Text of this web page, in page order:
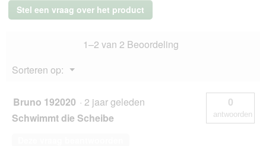
cm
Stel een vraag over het product
1–2 van 2 Beoordeling
Sorteren op:
▼
Menu
Bruno 192020 · 2 jaar geleden
Schwimmt die Scheibe
0
antwoorden